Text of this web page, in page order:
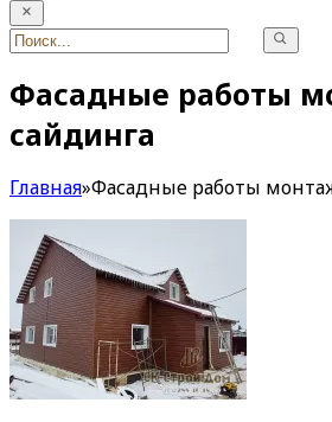
Фасадные работы
сайдинга
Главная»Фасадные работы